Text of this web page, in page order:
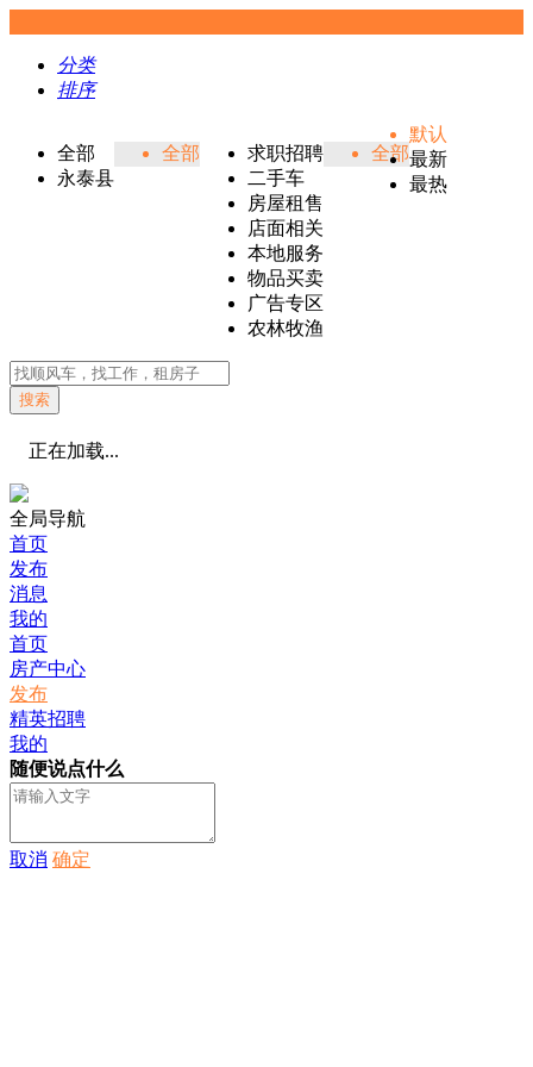
分类
排序
全部
永泰县
全部
求职招聘
二手车
房屋租售
店面相关
本地服务
物品买卖
广告专区
农林牧渔
全部
默认
最新
最热
搜索
正在加载...
全局导航
首页
发布
消息
我的
首页
房产中心
发布
精英招聘
我的
随便说点什么
取消 确定